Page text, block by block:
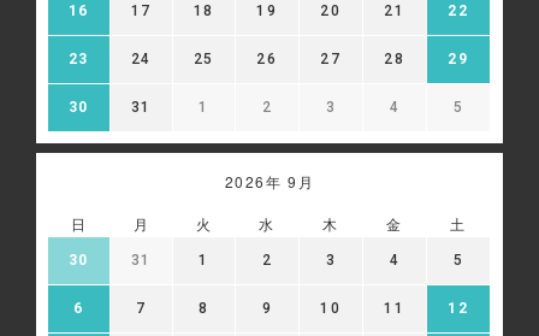
該第三者に提供し、広告配信に利用することがあります。
当該第三者によって取得された情報は、当該第三者のプラ
イバシーポリシーに従って取り扱われます。お客様は、当
該第三者のウェブサイト内に設けられたオプトアウト（無
効化）ページにアクセスして、広告配信を停止することが
※ハッシュ化とは、元の値を復元できない形に変換する処
https://adssettings.google.com/authenticated
16 17 18 19 20 21 22
23 24 25 26 27 28 29
30 31 1 2 3 4 5
2026年 9月
日 月 火 水 木 金 土
30 31 1 2 3 4 5
6 7 8 9 10 11 12